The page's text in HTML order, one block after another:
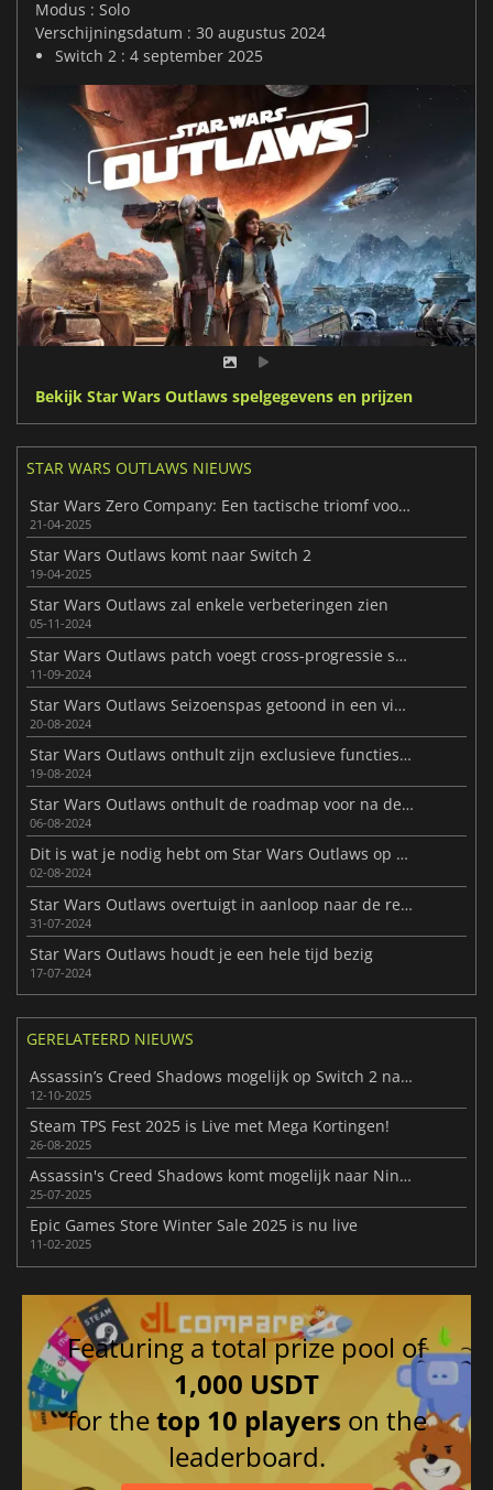
Modus : Solo
Verschijningsdatum : 30 augustus 2024
Switch 2 : 4 september 2025
Bekijk Star Wars Outlaws spelgegevens en prijzen
STAR WARS OUTLAWS NIEUWS
Star Wars Zero Company: Een tactische triomf voor 2026
21-04-2025
Star Wars Outlaws komt naar Switch 2
19-04-2025
Star Wars Outlaws zal enkele verbeteringen zien
05-11-2024
Star Wars Outlaws patch voegt cross-progressie saves toe
11-09-2024
Star Wars Outlaws Seizoenspas getoond in een video
20-08-2024
Star Wars Outlaws onthult zijn exclusieve functies op PC
19-08-2024
Star Wars Outlaws onthult de roadmap voor na de lancering
06-08-2024
Dit is wat je nodig hebt om Star Wars Outlaws op de PC te spelen
02-08-2024
Star Wars Outlaws overtuigt in aanloop naar de release
31-07-2024
Star Wars Outlaws houdt je een hele tijd bezig
17-07-2024
GERELATEERD NIEUWS
Assassin’s Creed Shadows mogelijk op Switch 2 na lek
12-10-2025
Steam TPS Fest 2025 is Live met Mega Kortingen!
26-08-2025
Assassin's Creed Shadows komt mogelijk naar Nintendo Switch 2
25-07-2025
Epic Games Store Winter Sale 2025 is nu live
11-02-2025
Featuring a total prize pool of
1,000 USDT
for thetop 10 players on the
leaderboard.